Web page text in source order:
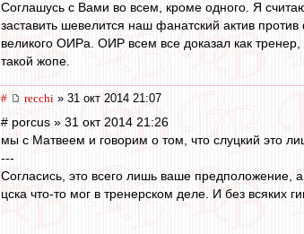
Соглашусь с Вами во всем, кроме одного. Я
заставить шевелится наш фанатский актив
великого ОИРа. ОИР всем все доказал как
такой жопе.
# recchi » 31 окт 2014 21:07
# porcus » 31 окт 2014 21:26
мы с Матвеем и говорим о том, что слуцкий это
---
Согласись, это всего лишь ваше предположение,
цска что-то мог в тренерском деле. И без всяких